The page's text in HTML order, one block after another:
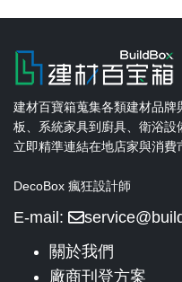
建材百寶箱蒐集各類建材品
板、系統家具到廚具、衛浴設
立即精準連結在地店家與消費
DecoBox 瘋狂設計師
E-mail:
關於我們
廠商刊登方案